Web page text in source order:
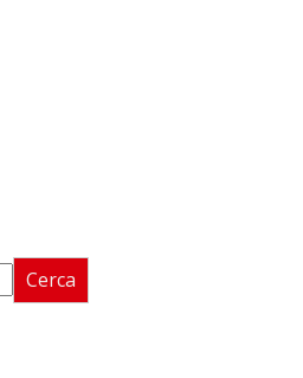
Cerca